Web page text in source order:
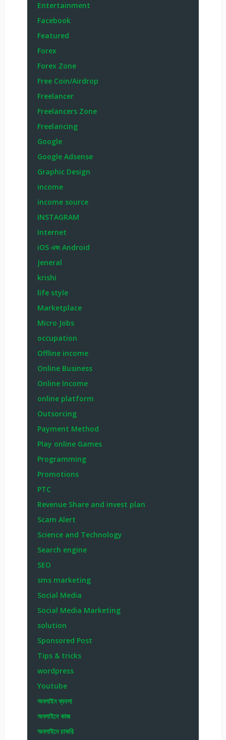
Entertainment
Facebook
Featured
Forex
Forex Zone
Free Coin/Airdrop
Freelancer
Freelancers Zone
Freelancing
Google
Google Adsense
Graphic Design
income
income source
INSTAGRAM
Internet
iOS এবং Android
Jeneral
krishi
life style
Marketplace
Micro Jobs
occupation
Offline income
Online Business
Online Income
online platform
Outsorcing
Payment Method
Play online Games
Programming
Promotions
PTC
Revenue Share and invest plan
Scam Alert
Science and Technology
Search engine
SEO
sms marketing
Social Media
Social Media Marketing
solution
Sponsored Post
Tips & tricks
wordpress
Youtube
অনলাইন ব্যবসা
অনলাইনে কাজ
অনলাইনে চাকরি